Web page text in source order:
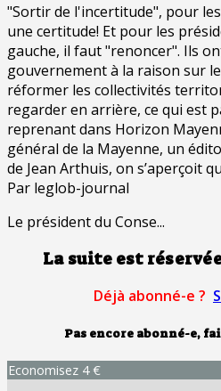
"Sortir de l'incertitude", pour
une certitude! Et pour les
gauche, il faut "renoncer". Ils
gouvernement à la raison sur
réformer les collectivités
regarder en arrière, ce qui est
reprenant dans Horizon
général de la Mayenne, un
de Jean Arthuis, on s’aperçoit
Par leglob-journal
Le président du Conse...
La suite est
Déjà abonné-e ?
Pas encore abonné-e,
Economisez 4 €